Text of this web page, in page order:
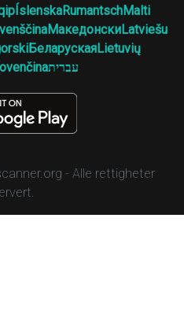
ÍslenskaRumantschMalti
МакедонскиLatviešu
БеларускаяLietuvių
עברית
- Alle rettigheter